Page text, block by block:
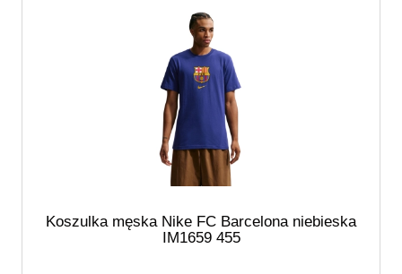
Koszulka męska Nike FC Barcelona niebieska
IM1659 455